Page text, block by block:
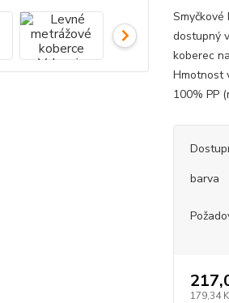
dostupný
koberec
Hmotnost
100% PP
barva
179,34